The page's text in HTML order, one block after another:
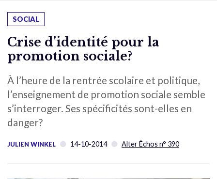
SOCIAL
Crise d’identité pour la
promotion sociale?
À l’heure de la rentrée scolaire et politique,
l’enseignement de promotion sociale semble
s’interroger. Ses spécificités sont-elles en
danger?
JULIEN WINKEL 14-10-2014 Alter Échos n° 390